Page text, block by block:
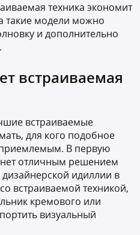
техника экономит
такие модели можно
и дополнительно
встраиваемая
встраиваемые
для кого подобное
В первую
отличным решением
дизайнерской идиллии в
встраиваемой техникой,
кремового или
визуальный